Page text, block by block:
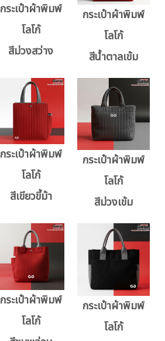
กระเป๋าผ้าพิมพ์
โลโก้
สีม่วงสว่าง
กระเป๋าผ้าพิมพ์
โลโก้
สีน้ำตาลเข้ม
กระเป๋าผ้าพิมพ์
โลโก้
สีเขียวขี้ม้า
กระเป๋าผ้าพิมพ์
โลโก้
สีม่วงเข้ม
กระเป๋าผ้าพิมพ์
โลโก้
กระเป๋าผ้าพิมพ์
โลโก้